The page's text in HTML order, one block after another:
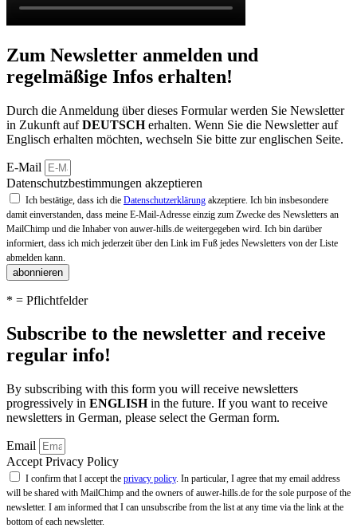
Zum Newsletter anmelden und
regelmäßige Infos erhalten!
Durch die Anmeldung über dieses Formular werden Sie Newsletter
in Zukunft aufDEUTSCHerhalten. Wenn Sie die Newsletter auf
Englisch erhalten möchten, wechseln Sie bitte zur englischen Seite.
E-Mail
Datenschutzbestimmungen akzeptieren
Ich bestätige, dass ich die Datenschutzerklärung akzeptiere. Ich bin insbesondere
damit einverstanden, dass meine E-Mail-Adresse einzig zum Zwecke des Newsletters an
MailChimp und die Inhaber von auwer-hills.de weitergegeben wird. Ich bin darüber
informiert, dass ich mich jederzeit über den Link im Fuß jedes Newsletters von der Liste
abmelden kann.
abonnieren
* = Pflichtfelder
Subscribe to the newsletter and receive
regular info!
By subscribing with this form you will receive newsletters
progressively in ENGLISHin the future. If you want to receive
newsletters in German, please select the German form.
Email
Accept Privacy Policy
I confirm that I accept the privacy policy. In particular, I agree that my email address
will be shared with MailChimp and the owners of auwer-hills.de for the sole purpose of the
newsletter. I am informed that I can unsubscribe from the list at any time via the link at the
bottom of each newsletter.